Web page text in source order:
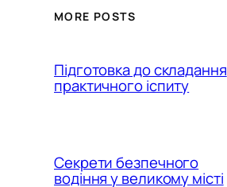
MORE POSTS
Підготовка до складання
практичного іспиту
Секрети безпечного
водіння у великому місті